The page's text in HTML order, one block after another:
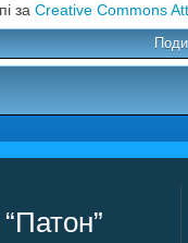
за Creative Commons